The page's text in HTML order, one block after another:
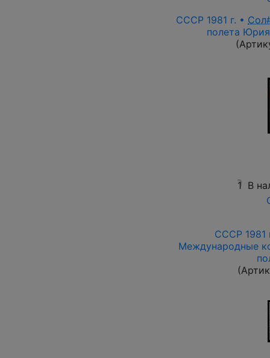
СССР 1981 г. •
полета
1 В
СССР 1981
Международные